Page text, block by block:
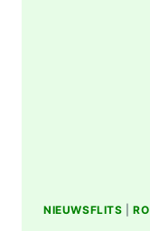
NIEUWSFLITS |